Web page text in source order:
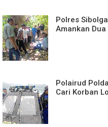
Polres
Amankan Dua
Polairud
Cari Korban